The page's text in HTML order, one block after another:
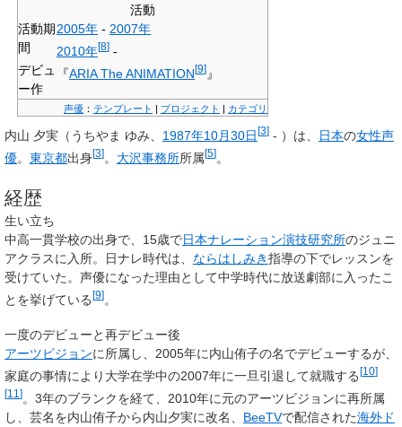
活動
活動期
間
2005年 - 2007年
2010年[8] -
デビュ
ー作
『ARIA The ANIMATION[9] 』
声優 ： テンプレート プロジェクト カテゴリ
内山 夕実 （うちやま ゆみ、 1987年10月30日 [3] - ）は、 日本の女性声
優。 東京都出身[3]。 大沢事務所所属[5]。
経歴
生い立ち
中高一貫学校の出身で、15歳で日本ナレーション演技研究所のジュニ
アクラスに入所。日ナレ時代は、 ならはしみき指導の下でレッスンを
受けていた。声優になった理由として中学時代に放送劇部に入ったこ
とを挙げている [9] 。
一度のデビューと再デビュー後
アーツビジョンに所属し、2005年に内山侑子の名でデビューするが、
家庭の事情により大学在学中の2007年に一旦引退して就職する [10]
[11 ]。3年のブランクを経て、2010年に元のアーツビジョンに再所属
し、芸名を内山侑子から内山夕実に改名、 BeeTVで配信された海外ド